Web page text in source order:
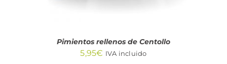
Pimientos rellenos de Centollo
5,95€ IVA incluido